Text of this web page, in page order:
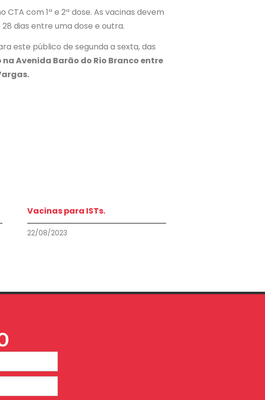
CTA com 1ª e 2ª dose. As vacinas devem
dias entre uma dose e outra.
este público de segunda a sexta, das
Avenida Barão do Rio Branco entre
Vacinas para ISTs.
22/08/2023